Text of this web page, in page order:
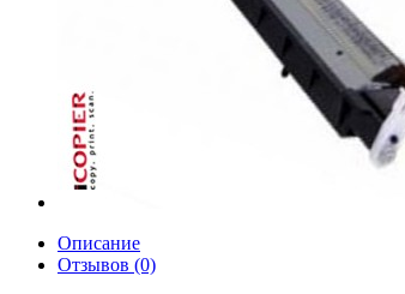
Описание
Отзывов (0)